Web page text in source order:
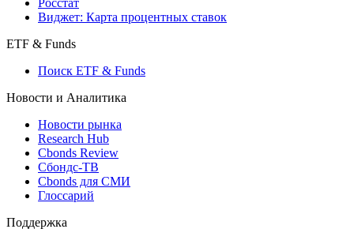
Консенсусы
Макроэкономика
Виджет: Карта процентных ставок
ETF & Funds
Поиск ETF & Funds
Новости и Аналитика
Новости рынка
Research Hub
Сбондс-ТВ